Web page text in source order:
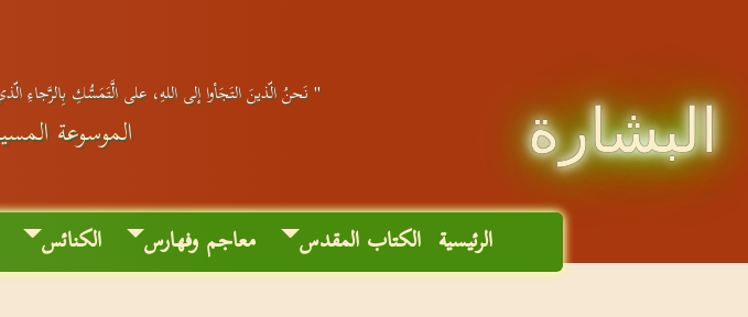
البشارة
" نَحنُ الّذينَ التَجَأوا إلى اللهِ، على الَّتَمَسُّكِ بِالرَّجاءِ
الموسوعة
الرئيسية الكتاب المقدس معاجم وفهارس الكنائس